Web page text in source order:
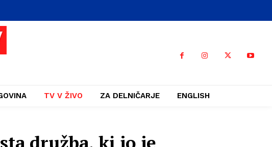
TV V ŽIVO ZA DELNIČARJE ENGLISH